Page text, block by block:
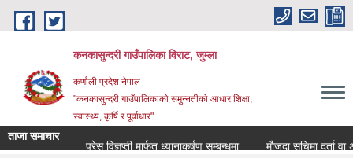
Skip to main content
कनकासुन्दरी गाउँपालिका विराट, जुम्ला
कर्णाली प्रदेश नेपाल
"कनकासुन्दरी गाउँपालिकाको समुन्नतीको आधार शिक्षा,
स्वास्थ्य, कृर्षि र पूर्वाधार"
ताजा समाचार
प्रेस विज्ञप्ती मार्फत ध्यानाकर्षण सम्बन्धमा
मौजुदा सुचिमा दर्ता वा